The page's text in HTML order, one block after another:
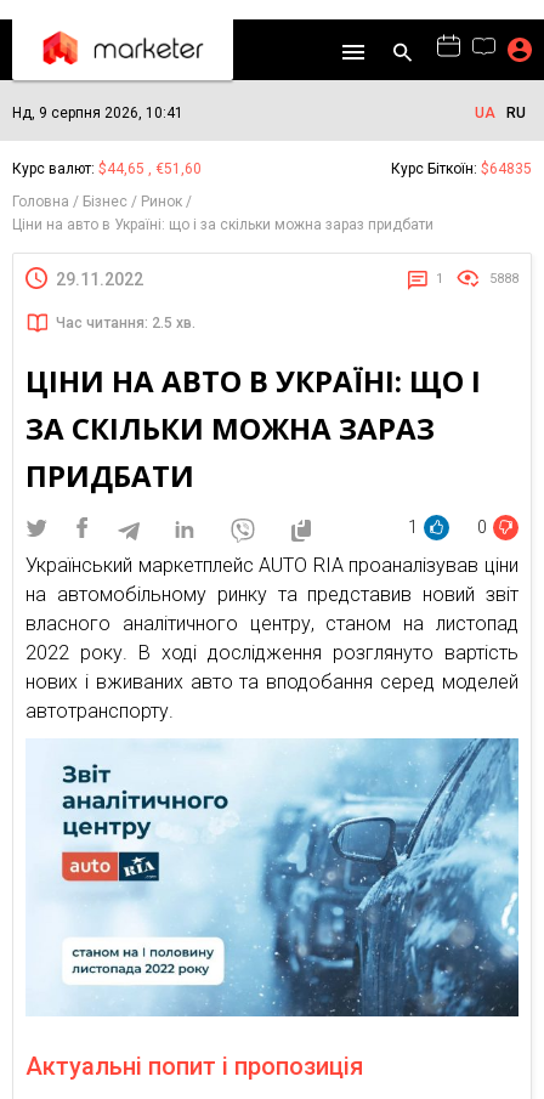
Нд, 9 серпня 2026, 10:41 UA RU
Курс валют: $44,65 , €51,60 Курс Біткоїн: $64835
Головна
Бізнес
Ринок
Ціни на авто в Україні: що і за скільки можна зараз придбати
29.11.2022 1 5888
Час читання: 2.5 хв.
ЦІНИ НА АВТО В УКРАЇНІ: ЩО І
ЗА СКІЛЬКИ МОЖНА ЗАРАЗ
ПРИДБАТИ
1 0
Український маркетплейс AUTO RIA проаналізував ціни
на автомобільному ринку та представив новий звіт
власного аналітичного центру, станом на листопад
2022 року. В ході дослідження розглянуто вартість
нових і вживаних авто та вподобання серед моделей
автотранспорту.
Актуальні попит і пропозиція